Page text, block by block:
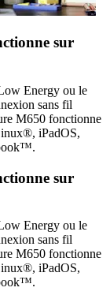
sur
Energy ou le
sans fil
M650 fonctionne
iPadOS,
sur
Energy ou le
sans fil
M650 fonctionne
iPadOS,